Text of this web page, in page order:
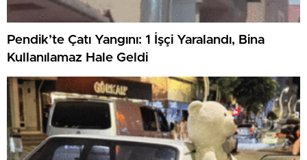
Pendik’te Çatı Yangını: 1 İşçi Yaralandı, Bina
Kullanılamaz Hale Geldi